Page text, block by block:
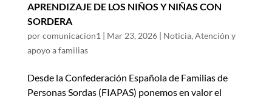
APRENDIZAJE DE LOS NIÑOS Y NIÑAS CON
SORDERA
porcomunicacion1 | Mar 23, 2026| Noticia, Atención y
apoyo a familias
Desde la Confederación Española de Familias de
Personas Sordas (FIAPAS) ponemos en valor el